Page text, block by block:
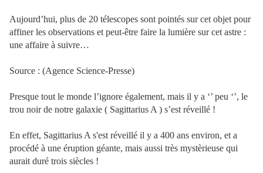
Aujourd’hui, plus de 20 télescopes sont pointés sur cet objet pour
affiner les observations et peut-être faire la lumière sur cet astre :
une affaire à suivre…
Source : (Agence Science-Presse)
Presque tout le monde l’ignore également, mais il y a ‘’ peu ‘’, le
trou noir de notre galaxie ( Sagittarius A ) s’est réveillé !
En effet, Sagittarius A s'est réveillé il y a 400 ans environ, et a
procédé à une éruption géante, mais aussi très mystèrieuse qui
aurait duré trois siècles !